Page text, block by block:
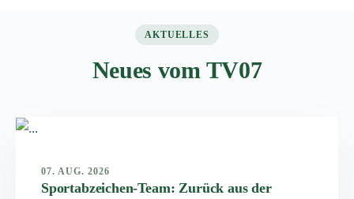
AKTUELLES
Neues vom TV07
07. AUG. 2026
Sportabzeichen-Team: Zurück aus der